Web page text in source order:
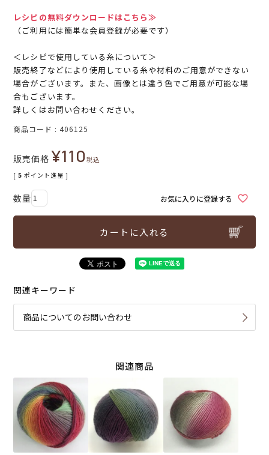
レシピの無料ダウンロードはこちら≫
（ご利用には簡単な会員登録が必要です）
＜レシピで使用している糸について＞
販売終了などにより使用している糸や材料のご用意ができない
場合がございます。また、画像とは違う色でご用意が可能な場
合もございます。
詳しくはお問い合わせください。
商品コード 406125
販売価格 ¥110税込
[ 5 ポイント進呈 ]
お気に入りに登録する
カートに入れる
関連キーワード
商品についてのお問い合わせ
関連商品